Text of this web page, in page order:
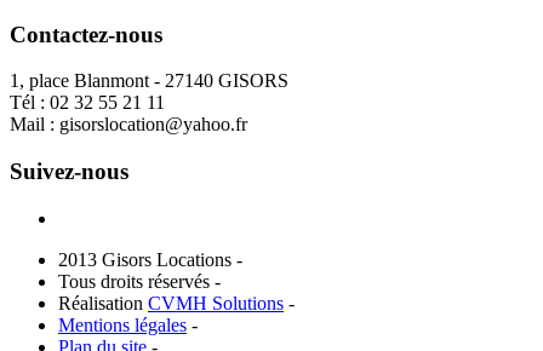
Contactez-nous
1, place Blanmont - 27140 GISORS
Tél : 02 32 55 21 11
Mail : gisorslocation@yahoo.fr
Suivez-nous
2013 Gisors Locations -
Tous droits réservés -
Réalisation CVMH Solutions -
Mentions légales -
Plan du site -